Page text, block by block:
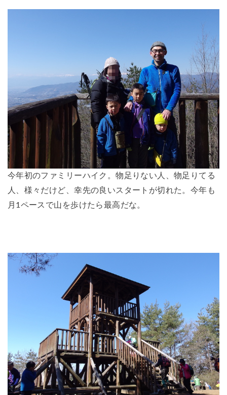
今年初のファミリーハイク。物足りない人、物足りてる
人、様々だけど、幸先の良いスタートが切れた。今年も
月1ペースで山を歩けたら最高だな。